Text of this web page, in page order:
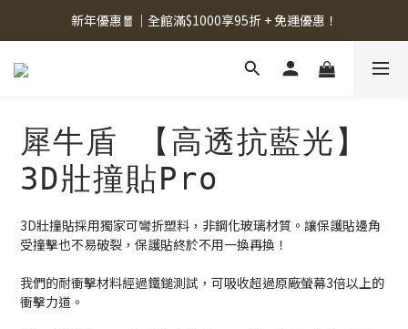
新年優惠🧧｜全館滿$1000享95折 + 免運優惠！
犀牛盾 【高透抗藍光】
3D壯撞貼Pro
3D壯撞貼採用獨家可彎折塑料，非鋼化玻璃材質。讓保護貼邊角
受撞擊也不易破裂，保護貼終於不用一換再換！
我們的耐衝擊材料經過鐵鎚測試，可吸收超過原廠螢幕3倍以上的
衝擊力道。